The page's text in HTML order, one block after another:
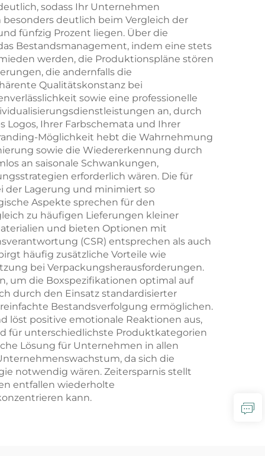
für
Metallöffnung sowie
Lippenstift-
Organizer-Tasche für
die Verpackung von
Schmuck
sodass Ihr Unternehmen
deutlich beim Vergleich der
fünfzig Prozent liegen. Über die
Bestandsmanagement, indem eine stets
werden, die Produktionspläne stören
die andernfalls die
Qualitätskonstanz bei
sowie eine professionelle
an, durch
Ihrer Farbschemata und Ihrer
Möglichkeit hebt die Wahrnehmung
sowie die Wiedererkennung durch
an saisonale Schwankungen,
erforderlich wären. Die für
der Lagerung und minimiert so
Aspekte sprechen für den
zu häufigen Lieferungen kleiner
und bieten Optionen mit
(CSR) entsprechen als auch
häufig zusätzliche Vorteile wie
bei Verpackungsherausforderungen.
um die Boxspezifikationen optimal auf
durch den Einsatz standardisierter
Bestandsverfolgung ermöglichen.
löst positive emotionale Reaktionen aus,
für unterschiedlichste Produktkategorien
Lösung für Unternehmen in allen
da sich die
notwendig wären. Zeitersparnis stellt
entfallen wiederholte
kann.